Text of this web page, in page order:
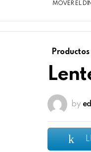
MOVER EL
Productos
by